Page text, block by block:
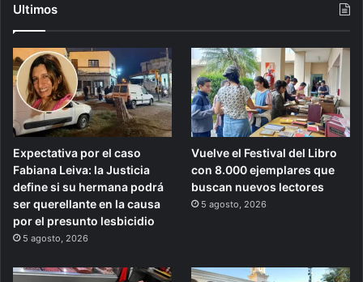
Ultimos
Expectativa por el caso
Fabiana Leiva: la Justicia
define si su hermana podrá
ser querellante en la causa
por el presunto lesbicidio
5 agosto, 2026
Vuelve el Festival del Libro
con 8.000 ejemplares que
buscan nuevos lectores
5 agosto, 2026